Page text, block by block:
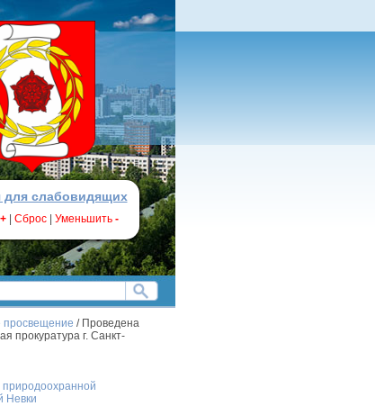
для слабовидящих
+ Сброс Уменьшить -
просвещение / Проведена
прокуратура г. Санкт-
Невки